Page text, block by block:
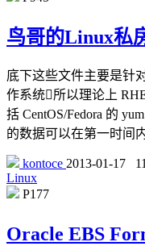
鸟哥的Linux私
底下这些文件主要是针
作系统所以理论上
括 CentOS/Fedora 的
的数据可以在第一时间
kontoce 2013-01-17
Linux
P177
Oracle EBS